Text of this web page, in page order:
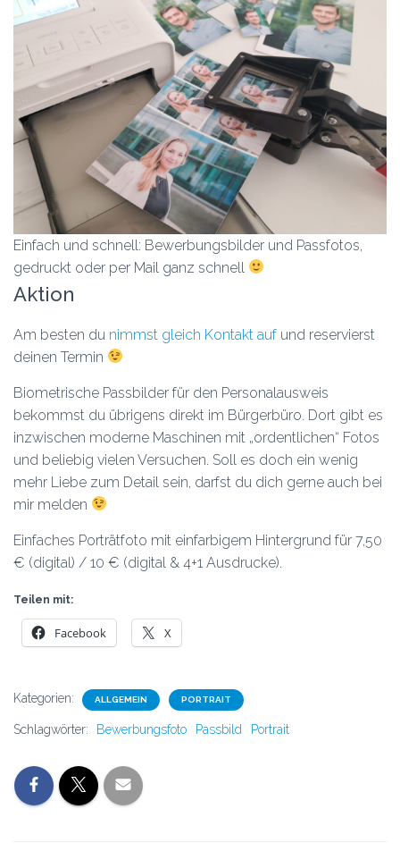
Einfach und schnell: Bewerbungsbilder und Passfotos,
gedruckt oder per Mail ganz schnell
Aktion
Am besten du nimmst gleich Kontakt auf und reservierst
deinen Termin
Biometrische Passbilder für den Personalausweis
bekommst du übrigens direkt im Bürgerbüro. Dort gibt es
inzwischen moderne Maschinen mit „ordentlichen“ Fotos
und beliebig vielen Versuchen. Soll es doch ein wenig
mehr Liebe zum Detail sein, darfst du dich gerne auch bei
mir melden
Einfaches Porträtfoto mit einfarbigem Hintergrund für 7,50
€ (digital) / 10 € (digital & 4+1 Ausdrucke).
Teilen mit:
Facebook X
Kategorien: ALLGEMEIN PORTRAIT
Schlagwörter: Bewerbungsfoto Passbild Portrait